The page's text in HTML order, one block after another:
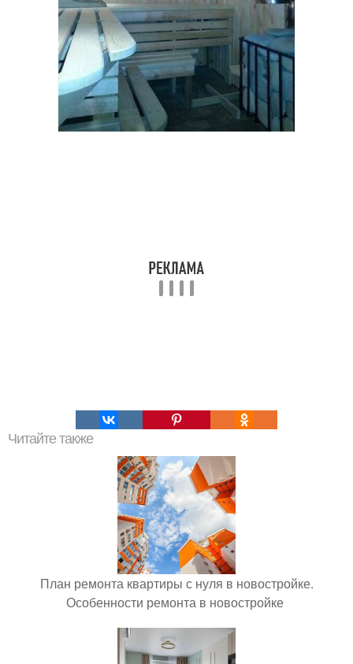
Читайте также
План ремонта квартиры с нуля в новостройке.
Особенности ремонта в новостройке